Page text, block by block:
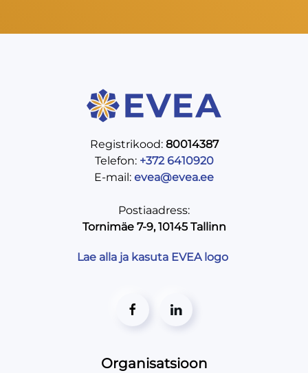
Registrikood: 80014387
Telefon: +372 6410920
E-mail: evea@evea.ee
Postiaadress:
Tornimäe 7-9, 10145 Tallinn
Lae alla ja kasuta EVEA logo
Organisatsioon